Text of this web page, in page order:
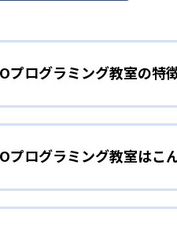
プログラミング教室の特
1 マンガ出版もさ
プログラミング教室の教材に
学館「コロコロイチバン!」
中になって学ぶことが可能
プログラミング教室はこ